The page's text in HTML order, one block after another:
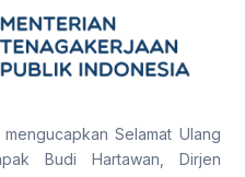
Selamat Ulang
Budi Hartawan, Dirjen